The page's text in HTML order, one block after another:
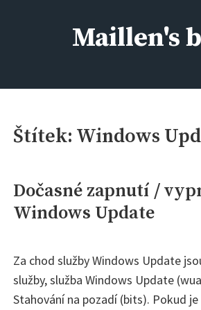
Maillen's
Štítek: Windows
Dočasné zapnutí /
Windows Update
Za chod služby Windows Update
služby, služba Windows Update
Stahování na pozadí (bits). Pokud